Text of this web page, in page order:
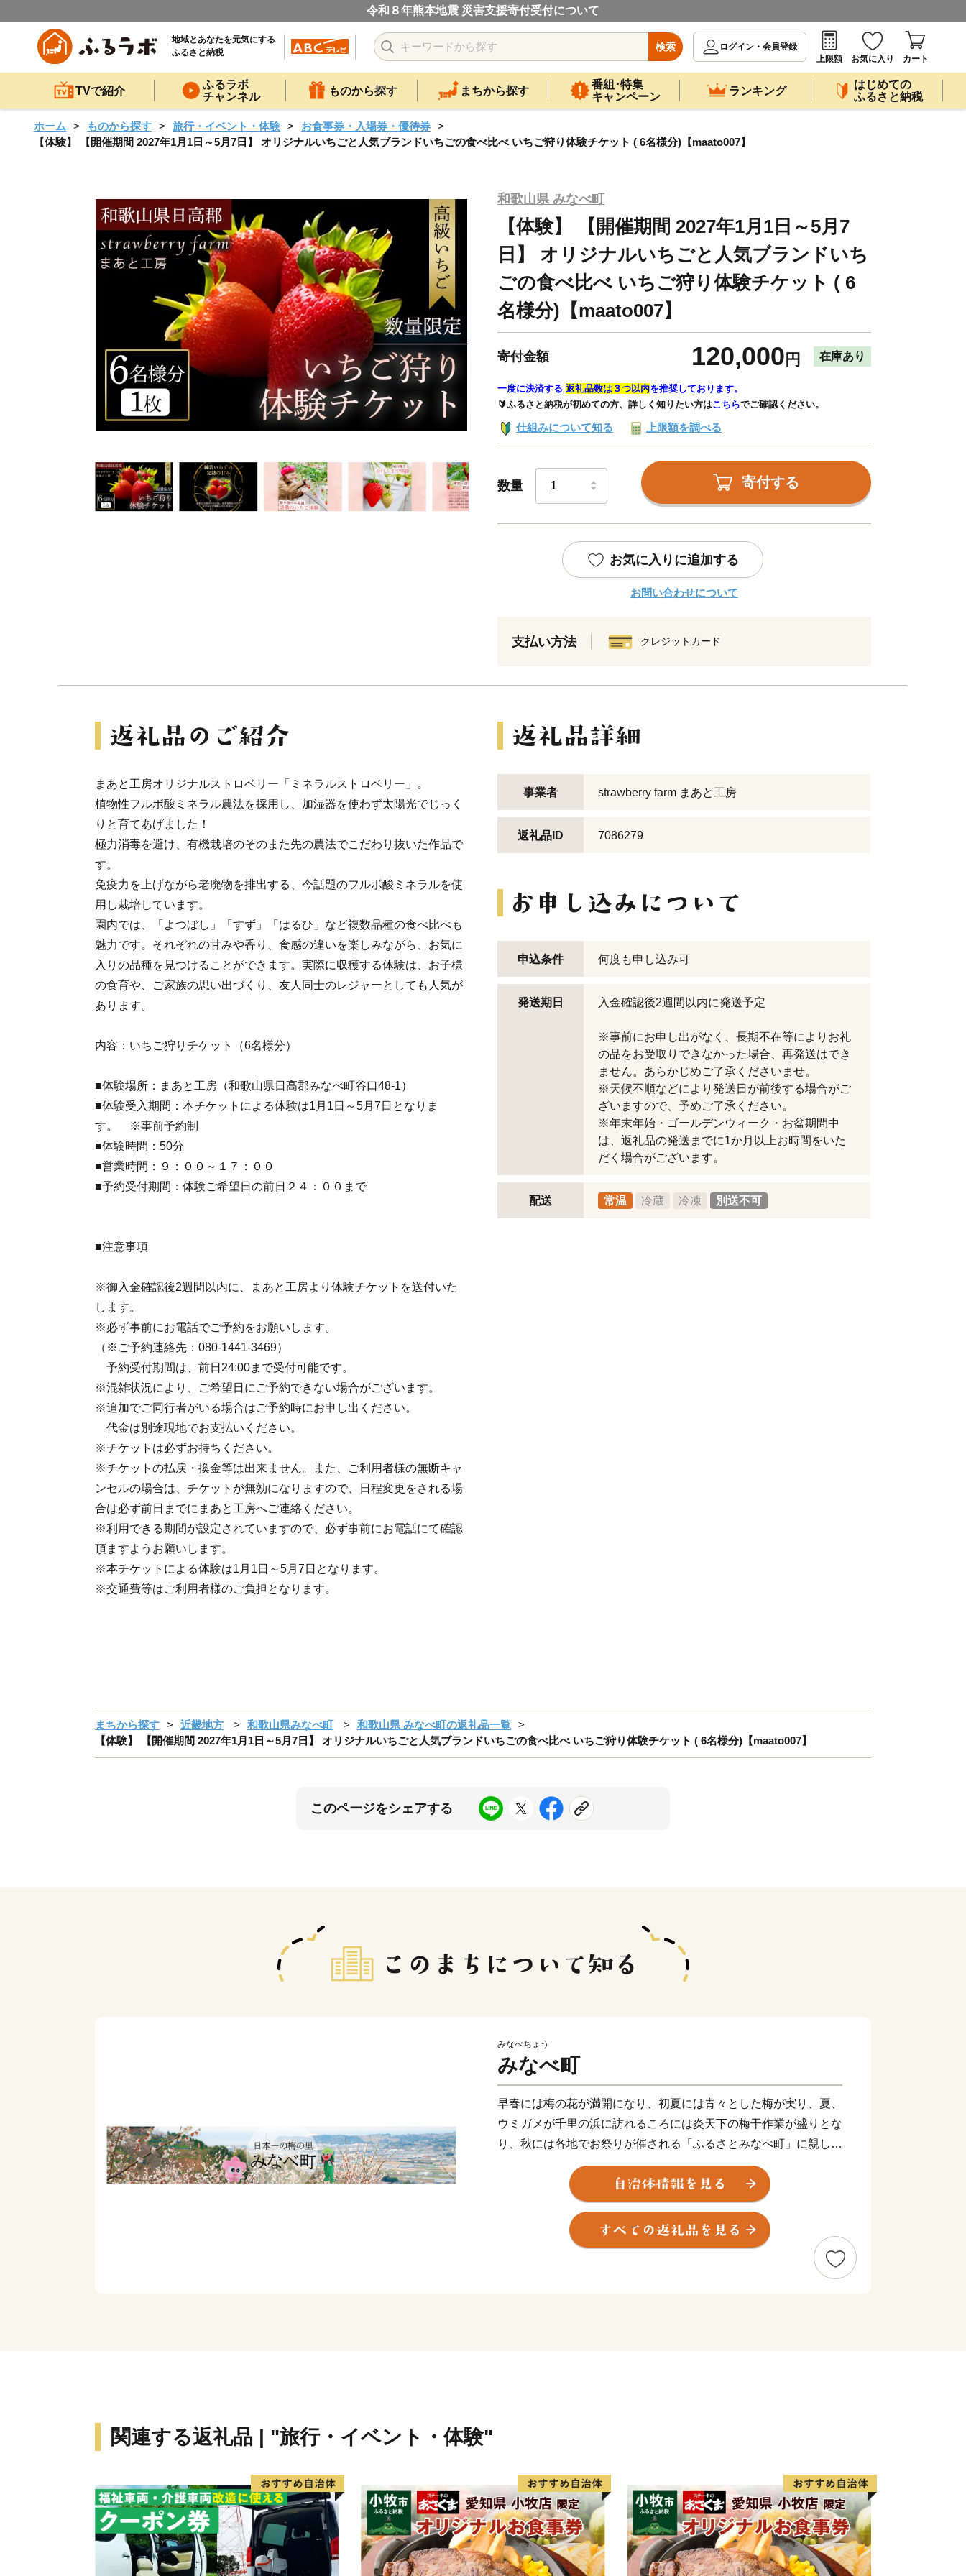
令和８年熊本地震 災害支援寄付受付について
地域とあなたを元気にする
ふるさと納税
検索
ログイン・会員登録
上限額
お気に入り カート
TVで紹介
ふるラボ
チャンネル
ものから探す まちから探す
番組･特集
キャンペーン
ランキング
はじめての
ふるさと納税
ホーム ものから探す 旅行・イベント・体験
お食事券・入場券・優待券
【体験】 【開催期間 2027年1月1日～5月7日】 オリジナルいちごと人気ブランドいちごの食べ比べ いちご狩り体験チケット ( 6名様分)【maato007】
和歌山県 みなべ町
【体験】 【開催期間 2027年1月1日～5月7
日】 オリジナルいちごと人気ブランドいち
ごの食べ比べ いちご狩り体験チケット ( 6
名様分)【maato007】
寄付金額 120,000 円 在庫あり
一度に決済する 返礼品数は３つ以内を推奨しております。
🔰ふるさと納税が初めての方、詳しく知りたい方はこちらでご確認ください。
仕組みについて知る 上限額を調べる
数量 寄付する
お気に入りに追加する
お問い合わせについて
支払い方法 クレジットカード
まあと工房オリジナルストロベリー「ミネラルストロベリー」。
植物性フルボ酸ミネラル農法を採用し、加湿器を使わず太陽光でじっく
りと育てあげました！
極力消毒を避け、有機栽培のそのまた先の農法でこだわり抜いた作品で
す。
免疫力を上げながら老廃物を排出する、今話題のフルボ酸ミネラルを使
用し栽培しています。
園内では、「よつぼし」「すず」「はるひ」など複数品種の食べ比べも
魅力です。それぞれの甘みや香り、食感の違いを楽しみながら、お気に
入りの品種を見つけることができます。実際に収穫する体験は、お子様
の食育や、ご家族の思い出づくり、友人同士のレジャーとしても人気が
あります。
内容：いちご狩りチケット（6名様分）
■体験場所：まあと工房（和歌山県日高郡みなべ町谷口48-1）
■体験受入期間：本チケットによる体験は1月1日～5月7日となりま
す。 ※事前予約制
■体験時間：50分
■営業時間：９：００～１７：００
■予約受付期間：体験ご希望日の前日２４：００まで
■注意事項
※御入金確認後2週間以内に、まあと工房より体験チケットを送付いた
します。
※必ず事前にお電話でご予約をお願いします。
（※ご予約連絡先：080-1441-3469）
予約受付期間は、前日24:00まで受付可能です。
※混雑状況により、ご希望日にご予約できない場合がございます。
※追加でご同行者がいる場合はご予約時にお申し出ください。
代金は別途現地でお支払いください。
※チケットは必ずお持ちください。
※チケットの払戻・換金等は出来ません。また、ご利用者様の無断キャ
ンセルの場合は、チケットが無効になりますので、日程変更をされる場
合は必ず前日までにまあと工房へご連絡ください。
※利用できる期間が設定されていますので、必ず事前にお電話にて確認
頂ますようお願いします。
※本チケットによる体験は1月1日～5月7日となります。
※交通費等はご利用者様のご負担となります。
事業者 strawberry farm まあと工房
返礼品ID 7086279
申込条件 何度も申し込み可
発送期日 入金確認後2週間以内に発送予定
※事前にお申し出がなく、長期不在等によりお礼
の品をお受取りできなかった場合、再発送はでき
ません。あらかじめご了承くださいませ。
※天候不順などにより発送日が前後する場合がご
ざいますので、予めご了承ください。
※年末年始・ゴールデンウィーク・お盆期間中
は、返礼品の発送までに1か月以上お時間をいた
だく場合がございます。
配送 常温 冷蔵 冷凍 別送不可
まちから探す 近畿地方 和歌山県みなべ町
和歌山県 みなべ町の返礼品一覧
【体験】 【開催期間 2027年1月1日～5月7日】 オリジナルいちごと人気ブランドいちごの食べ比べ いちご狩り体験チケット ( 6名様分)【maato007】
このページをシェアする
みなべちょう
みなべ町
早春には梅の花が満開になり、初夏には青々とした梅が実り、夏、
ウミガメが千里の浜に訪れるころには炎天下の梅干作業が盛りとな
り、秋には各地でお祭りが催される「ふるさとみなべ町」に親しみ
や共感を持ってくださっている皆様、みなべ町を応援してください
みなべ町の基幹産業である、梅を生産するシステムが、平成27年
12月15日（火）にFAO（国際連合食糧農業機関本部）で開催され
た「GIAHS運営・科学合同委員会」において、世界農業遺産に認
関連する返礼品 | "旅行・イベント・体験"